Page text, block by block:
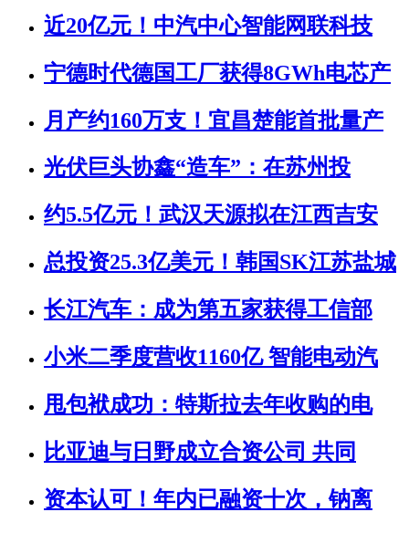
近20亿元！中汽中心智能网联科技
宁德时代德国工厂获得8GWh电芯产
月产约160万支！宜昌楚能首批量产
光伏巨头协鑫“造车”：在苏州投
约5.5亿元！武汉天源拟在江西吉安
总投资25.3亿美元！韩国SK江苏盐城
长江汽车：成为第五家获得工信部
小米二季度营收1160亿 智能电动汽
甩包袱成功：特斯拉去年收购的电
比亚迪与日野成立合资公司 共同
资本认可！年内已融资十次，钠离